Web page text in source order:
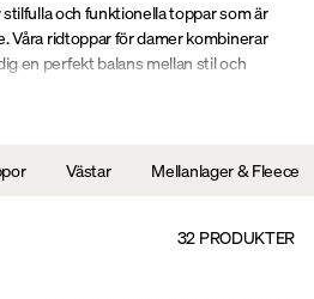
och funktionella toppar som är
Våra ridtoppar för damer kombinerar
en perfekt balans mellan stil och
Västar Mellanlager & Fleece
32 PRODUKTER